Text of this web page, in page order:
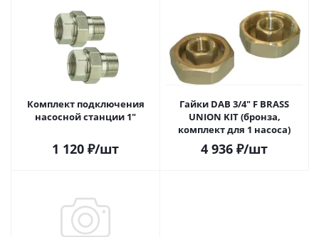
Комплект подключения
насосной станции 1"
1 120 ₽/шт
Гайки DAB 3/4" F BRASS
UNION KIT (бронза,
комплект для 1 насоса)
4 936 ₽/шт